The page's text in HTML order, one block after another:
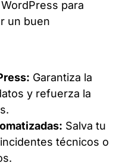
para
un buen
Garantiza la
y refuerza la
Salva tu
técnicos o